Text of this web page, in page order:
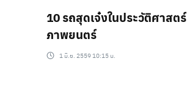
10 รถสุดเจ๋งในประวัติศาสตร์
ภาพยนตร์
1 มิ.ย. 2559 10:15 น.